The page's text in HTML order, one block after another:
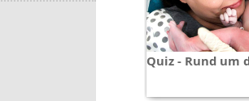
Quiz - Rund um